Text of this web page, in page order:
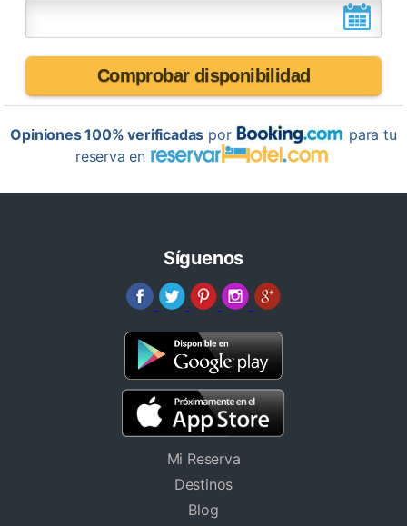
Comprobar disponibilidad
Opiniones 100% verificadas por
para tu
reserva en
Síguenos
Mi Reserva
Destinos
Blog